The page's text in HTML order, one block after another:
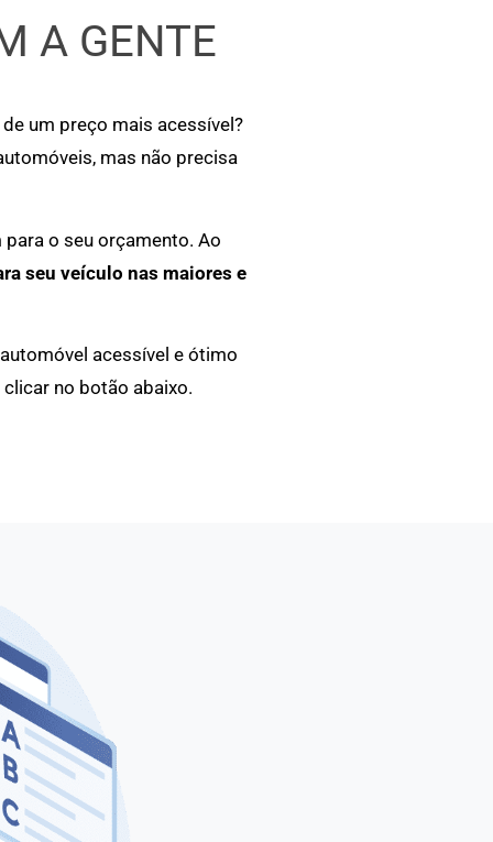
A GENTE
um preço mais acessível?
mas não precisa
o seu orçamento. Ao
seu veículo nas maiores e
acessível e ótimo
no botão abaixo.